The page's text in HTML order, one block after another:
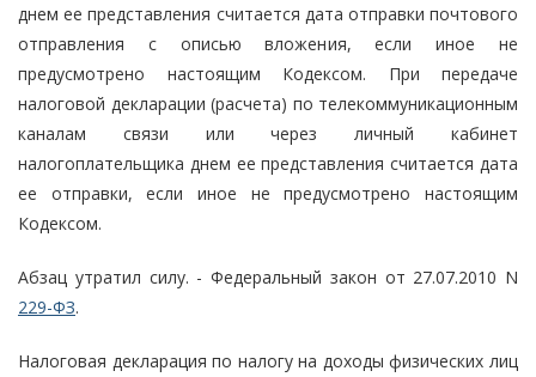
днем ее представления считается дата отправки почтового
отправления с описью вложения, если иное не
предусмотрено настоящим Кодексом. При передаче
налоговой декларации (расчета) по телекоммуникационным
каналам связи или через личный кабинет
налогоплательщика днем ее представления считается дата
ее отправки, если иное не предусмотрено настоящим
Кодексом.
Абзац утратил силу. - Федеральный закон от 27.07.2010 N
229-ФЗ.
Налоговая декларация по налогу на доходы физических лиц